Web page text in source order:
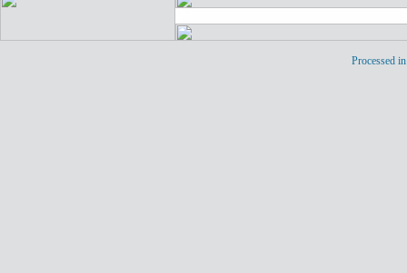
Processed